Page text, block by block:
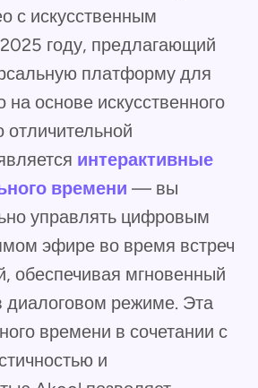
с искусственным
году, предлагающий
платформу для
на основе искусственного
отличительной
интерактивные
времени — вы
управлять цифровым
эфире во время встреч
обеспечивая мгновенный
диалоговом режиме. Эта
времени в сочетании с
и